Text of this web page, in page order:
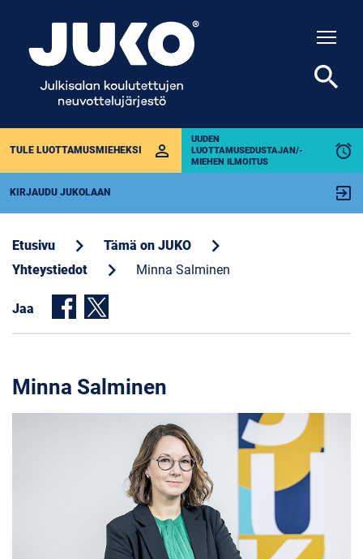
TULE LUOTTAMUSMIEHEKSI perm_identity
UUDEN
LUOTTAMUSEDUSTAJAN/-
MIEHEN ILMOITUS
alarm
KIRJAUDU JUKOLAAN exit_to_app
search
Etusivu chevron_right Tämä on JUKO chevron_right
Yhteystiedot chevron_right Minna Salminen
Jaa
Minna Salminen